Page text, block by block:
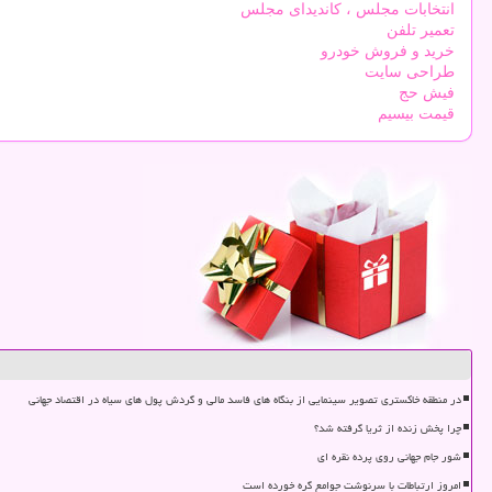
انتخابات مجلس ، کاندیدای مجلس
تعمیر تلفن
خرید و فروش خودرو
طراحی سایت
فیش حج
قیمت بیسیم
در منطقه خاکستری تصویر سینمایی از بنگاه های فاسد مالی و گردش پول های سیاه در اقتصاد جهانی
چرا پخش زنده از ثریا گرفته شد؟
شور جام جهانی روی پرده نقره ای
امروز ارتباطات با سرنوشت جوامع گره خورده است